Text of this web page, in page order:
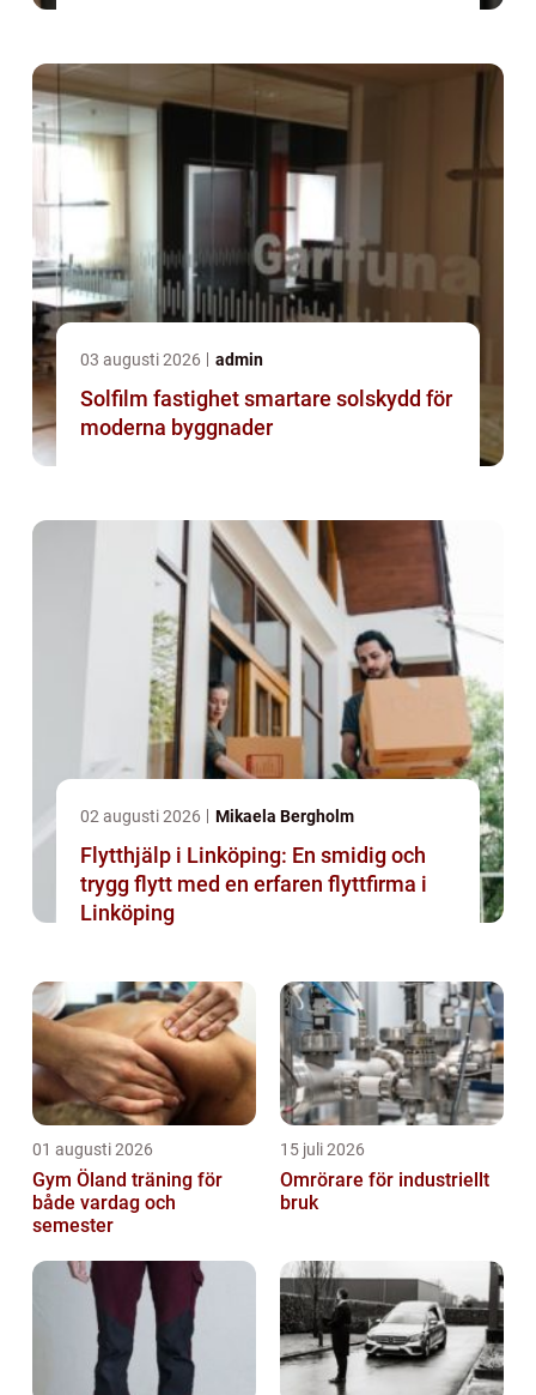
03 augusti 2026 admin
Solfilm fastighet smartare solskydd för
moderna byggnader
02 augusti 2026 Mikaela Bergholm
Flytthjälp i Linköping: En smidig och
trygg flytt med en erfaren flyttfirma i
Linköping
01 augusti 2026
Gym Öland träning för
både vardag och
semester
15 juli 2026
Omrörare för industriellt
bruk